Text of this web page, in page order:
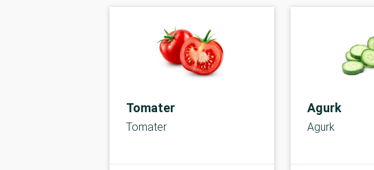
Tomater
Tomater
Agurk
Agurk